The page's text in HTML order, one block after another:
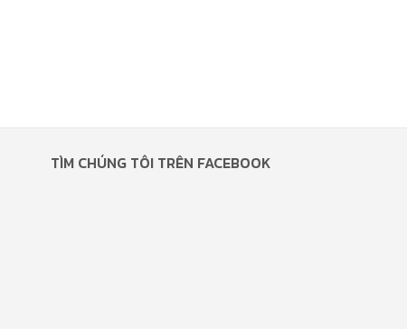
TÌM CHÚNG TÔI TRÊN FACEBOOK